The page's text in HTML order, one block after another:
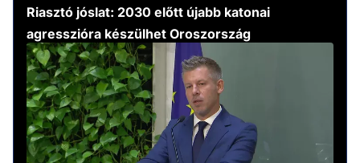
Riasztó jóslat: 2030 előtt újabb katonai
agresszióra készülhet Oroszország